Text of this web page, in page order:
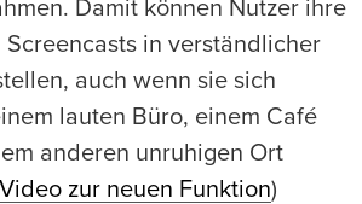
Damit können Nutzer ihre
Screencasts in verständlicher
auch wenn sie sich
lauten Büro, einem Café
anderen unruhigen Ort
Video zur neuen Funktion)